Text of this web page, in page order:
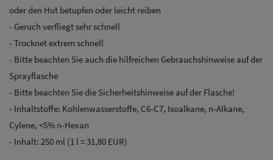
oder den Hut betupfen oder leicht reiben
- Geruch verfliegt sehr schnell
- Trocknet extrem schnell
- Bitte beachten Sie auch die hilfreichen Gebrauchshinweise auf der
Sprayflasche
- Bitte beachten Sie die Sicherheitshinweise auf der Flasche!
- Inhaltstoffe: Kohlenwasserstoffe, C6-C7, Isoalkane, n-Alkane,
Cylene, <5% n-Hexan
- Inhalt: 250 ml (1 l = 31,80 EUR)